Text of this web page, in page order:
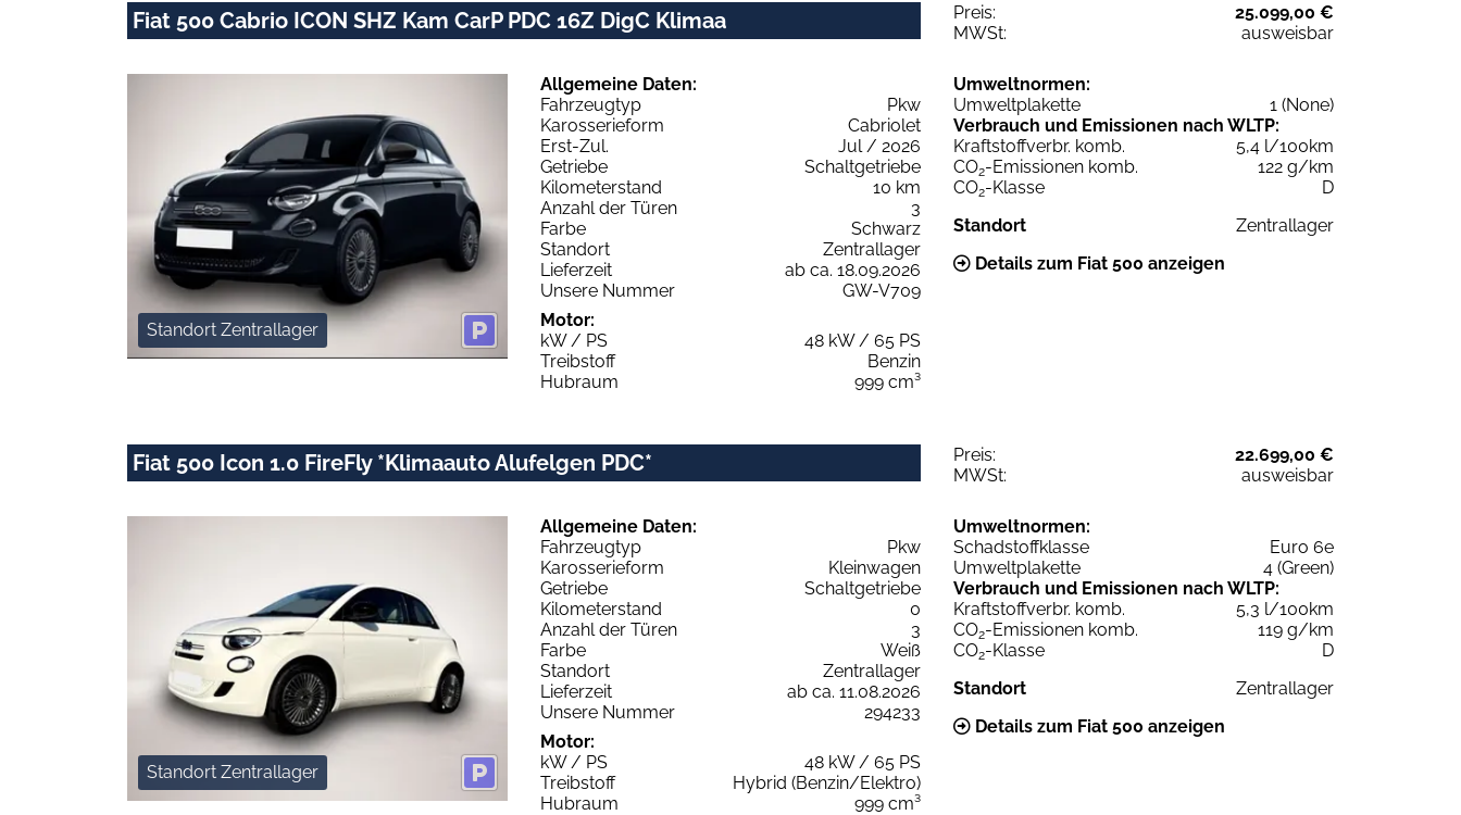
Fiat 500 Cabrio ICON SHZ Kam CarP PDC 16Z DigC Klimaa Preis:
25.099,00 €
MWSt:
ausweisbar
Standort Zentrallager
Allgemeine Daten:
Fahrzeugtyp
Pkw
Karosserieform
Cabriolet
Erst-Zul.
Jul / 2026
Getriebe
Schaltgetriebe
Kilometerstand
10 km
Anzahl der Türen
3
Farbe
Schwarz
Standort
Zentrallager
Lieferzeit
ab ca. 18.09.2026
Unsere Nummer
GW-V709
Motor:
kW / PS
48 kW / 65 PS
Treibstoff
Benzin
Hubraum
999 cm³
Umweltnormen:
Umweltplakette
1 (None)
Verbrauch und Emissionen nach WLTP:
Kraftstoffverbr. komb.
5,4 l/100km
CO2-Emissionen komb.
122 g/km
CO2-Klasse
D
Standort
Zentrallager
Details zum Fiat 500 anzeigen
Fiat 500 Icon 1.0 FireFly *Klimaauto Alufelgen PDC* Preis:
22.699,00 €
MWSt:
ausweisbar
Standort Zentrallager
Allgemeine Daten:
Fahrzeugtyp
Pkw
Karosserieform
Kleinwagen
Getriebe
Schaltgetriebe
Kilometerstand
0
Anzahl der Türen
3
Farbe
Weiß
Standort
Zentrallager
Lieferzeit
ab ca. 11.08.2026
Unsere Nummer
294233
Motor:
kW / PS
48 kW / 65 PS
Treibstoff
Hybrid (Benzin/Elektro)
Hubraum
999 cm³
Umweltnormen:
Schadstoffklasse
Euro 6e
Umweltplakette
4 (Green)
Verbrauch und Emissionen nach WLTP:
Kraftstoffverbr. komb.
5,3 l/100km
CO2-Emissionen komb.
119 g/km
CO2-Klasse
D
Standort
Zentrallager
Details zum Fiat 500 anzeigen